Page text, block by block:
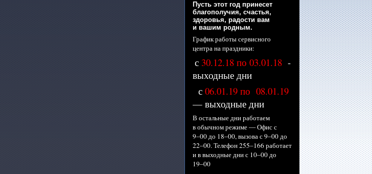
Пусть этот год принесет
благополучия, счастья,
здоровья, радости вам
и вашим родным.
График работы сервисного
центрана праздники:
с 30.12.18 по 03.01.18 -
выходные дни
с 06.01.19 по 08.01.19
— выходные дни
В остальные дни работаем
в обычномрежиме —Офис с
9–00 до 18–00,вызова с9–00 до
22–00.Телефон255–166 работает
ив выходныедни с 10–00 до
19–00